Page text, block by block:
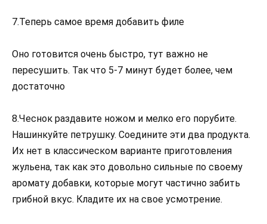
7.Теперь самое время добавить филе
Оно готовится очень быстро, тут важно не
пересушить. Так что 5-7 минут будет более, чем
достаточно
8.Чеснок раздавите ножом и мелко его порубите.
Нашинкуйте петрушку. Соедините эти два продукта.
Их нет в классическом варианте приготовления
жульена, так как это довольно сильные по своему
аромату добавки, которые могут частично забить
грибной вкус. Кладите их на свое усмотрение.